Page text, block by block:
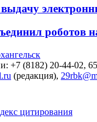
роботов
+7 (8182) 20-44-02,
(редакция),